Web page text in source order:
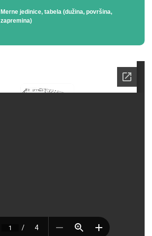
Merne jedinice, tabela (dužina, površina,
zapremina)